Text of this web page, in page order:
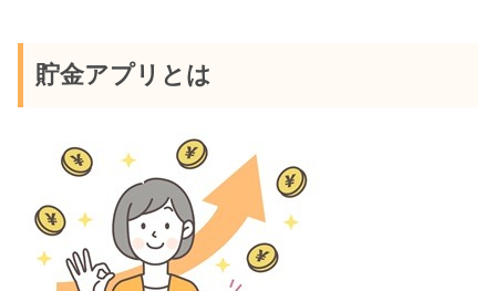
貯金アプリとは